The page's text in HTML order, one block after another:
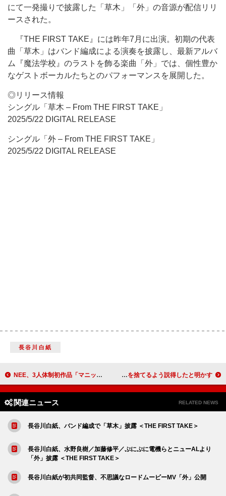
にて一発撮りで披露した「草木」「外」の音源が配信リリ
ースされた。
『THE FIRST TAKE』には昨年7月に出演。初期の代表
曲「草木」はバンド編成による演奏を披露し、最新アルバ
ム『魔法学校』のラストを飾る楽曲「外」では、個性豊か
なゲストボーカルたちとのパフォーマンスを展開した。
◎リリース情報
シングル「草木 – From THE FIRST TAKE」
2025/5/22 DIGITAL RELEASE
シングル「外 – From THE FIRST TAKE」
2025/5/22 DIGITAL RELEASE
長谷川白紙
NEE、3人体制初作品「マニック」配信リリース シザ、写真と引き換えに若いファンにドラッグを捨てるよう説得したと明かす
関連ニュース RELATED NEWS
長谷川白紙、バンド編成で「草木」披露 ＜THE FIRST TAKE＞
長谷川白紙、水野良樹／加藤修平／ぷにぷに電機らとニューALより
「外」披露 ＜THE FIRST TAKE＞
長谷川白紙が初共同監督、不思議なロードムービーMV「外」公開